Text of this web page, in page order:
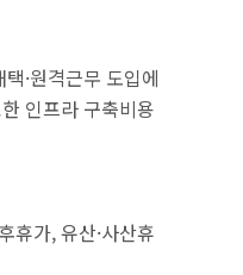
·원격근무 도입에
인프라 구축비용
휴가, 유산·사산휴